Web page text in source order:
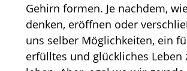
Gehirn formen. Je nachdem,
denken, eröffnen oder
uns selber Möglichkeiten, ein
erfülltes und glückliches Leben